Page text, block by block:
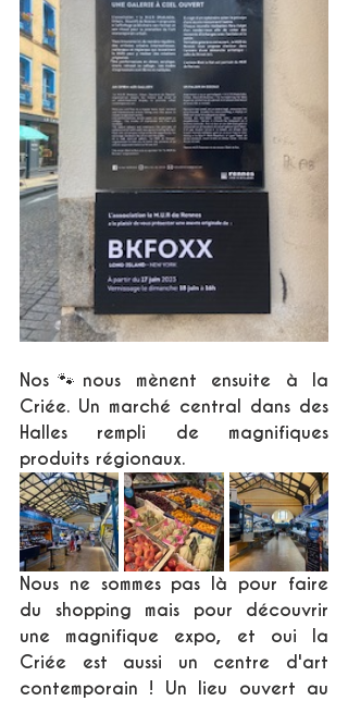
Nos🐾nous mènent ensuite à la
Criée. Un marché central dans des
Halles rempli de magnifiques
produits régionaux.
Nous ne sommes pas là pour faire
du shopping mais pour découvrir
une magnifique expo, et oui la
Criée est aussi un centre d'art
contemporain ! Un lieu ouvert au